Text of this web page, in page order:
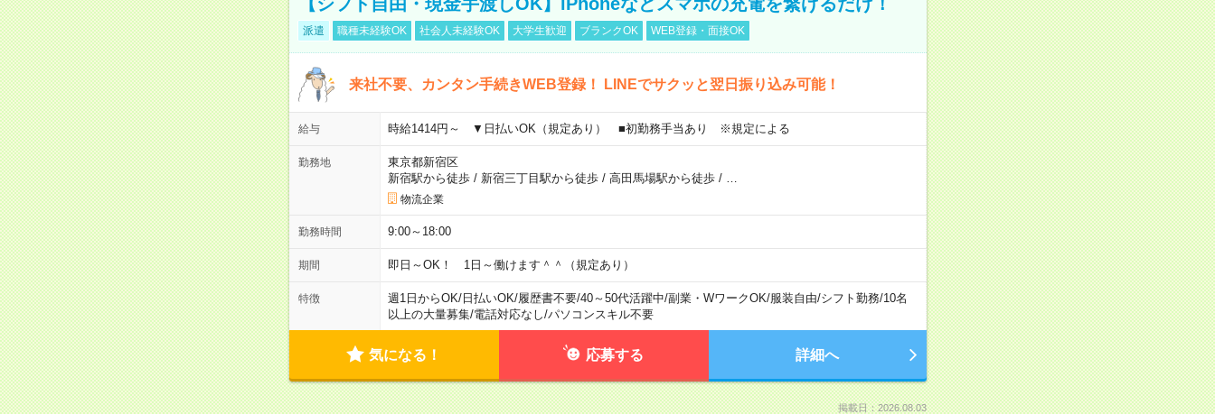
派遣 職種未経験OK 社会人未経験OK 大学生歓迎 ブランクOK WEB登録・面接OK
来社不要、カンタン手続きWEB登録！ LINEでサクッと翌日振り込み可能！
給与 時給1414円～ ▼日払いOK（規定あり） ■初勤務手当あり ※規定による
勤務地
東京都新宿区
新宿駅から徒歩/ 新宿三丁目駅から徒歩/ 高田馬場駅から徒歩/
物流企業
勤務時間 9:00～18:00
期間 即日～OK！ 1日～働けます＾＾（規定あり）
特徴 週1日からOK/日払いOK/履歴書不要/40～50代活躍中/副業・WワークOK/服装自由/シフト勤務/10名
以上の大量募集/電話対応なし/パソコンスキル不要
気になる！ 応募する 詳細へ
掲載日：2026.08.03